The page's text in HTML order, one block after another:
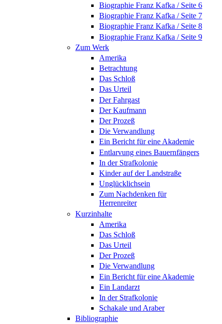
Biographie Franz Kafka / Seite 6
Biographie Franz Kafka / Seite 7
Biographie Franz Kafka / Seite 8
Biographie Franz Kafka / Seite 9
Zum Werk
Amerika
Betrachtung
Das Schloß
Das Urteil
Der Fahrgast
Der Kaufmann
Der Prozeß
Die Verwandlung
Ein Bericht für eine Akademie
Entlarvung eines Bauernfängers
In der Strafkolonie
Kinder auf der Landstraße
Unglücklichsein
Zum Nachdenken für
Herrenreiter
Kurzinhalte
Amerika
Das Schloß
Das Urteil
Der Prozeß
Die Verwandlung
Ein Bericht für eine Akademie
Ein Landarzt
In der Strafkolonie
Schakale und Araber
Bibliographie